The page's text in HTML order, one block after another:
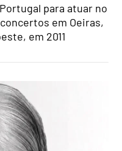
para atuar no
em Oeiras,
em 2011